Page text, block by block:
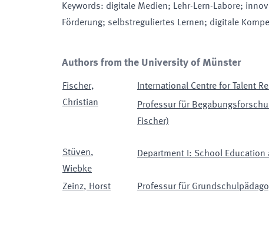
Keywords: digitale Medien; Lehr-Lern-Labore;
Förderung; selbstreguliertes Lernen; digitale
Authors from the University of Münster
Fischer,
Christian
International Centre for Talent
Professur für
Fischer)
Stüven,
Wiebke
Department I: School Education
Zeinz, Horst Professur für